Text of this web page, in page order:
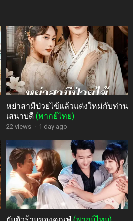
หย่าสามีป่วยไข้แล้วแต่งใหม่กับท่าน
เสนาบดี (พากย์ไทย)
22 views · 1 day ago